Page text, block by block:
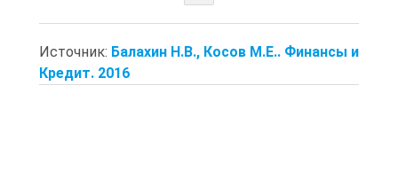
Источник: Балахин Н.В., Косов М.Е.. Финансы и
Кредит. 2016